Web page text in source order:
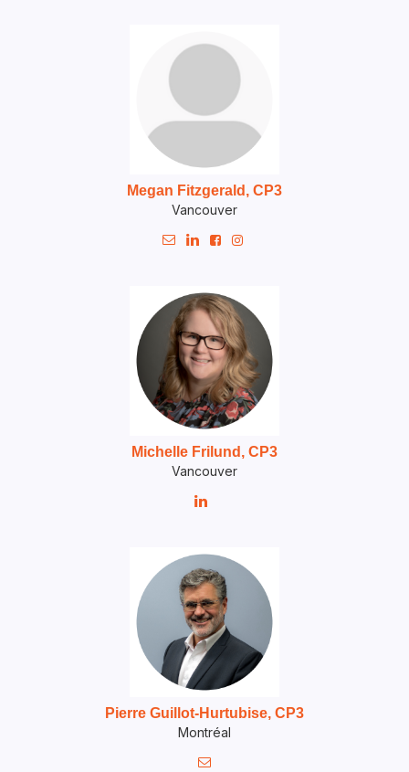
Megan Fitzgerald, CP3
Vancouver
   
Michelle Frilund, CP3
Vancouver

Pierre Guillot-Hurtubise, CP3
Montréal
